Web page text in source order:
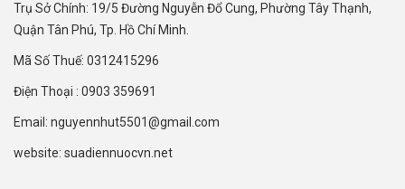
Trụ Sở Chính: 19/5 Đường Nguyễn Đổ Cung, Phường Tây Thạnh,
Quận Tân Phú, Tp. Hồ Chí Minh.
Mã Số Thuế: 0312415296
Điện Thoại : 0903 359691
Email: nguyennhut5501@gmail.com
website: suadiennuocvn.net